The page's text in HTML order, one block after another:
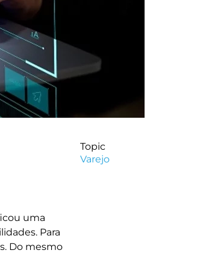
uma
Para
Do mesmo
Topic
Varejo